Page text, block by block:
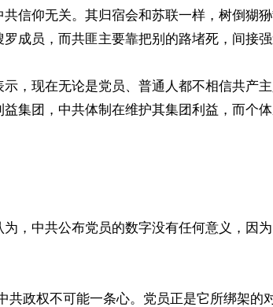
信仰无关。其归宿会和苏联一样，树倒猢
成员，而共匪主要靠把别的路堵死，间接
，现在无论是党员、普通人都不相信共产
集团，中共体制在维护其集团利益，而个
，中共公布党员的数字没有任何意义，因
共政权不可能一条心。党员正是它所绑架的